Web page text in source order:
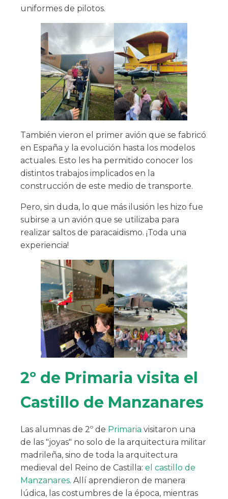
uniformes de pilotos.
También vieron el primer avión que se fabricó
en España y la evolución hasta los modelos
actuales. Esto les ha permitido conocer los
distintos trabajos implicados en la
construcción de este medio de transporte.
Pero, sin duda, lo que más ilusión les hizo fue
subirse a un avión que se utilizaba para
realizar saltos de paracaidismo. ¡Toda una
experiencia!
2º de Primaria visita el
Castillo de Manzanares
Las alumnas de 2º de Primaria visitaron una
de las "joyas" no solo de la arquitectura militar
madrileña, sino de toda la arquitectura
medieval del Reino de Castilla: el castillo de
Manzanares. Allí aprendieron de manera
lúdica, las costumbres de la época, mientras